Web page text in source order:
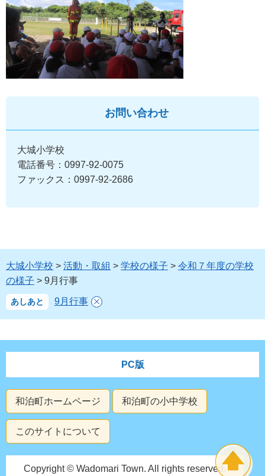
お問い合わせ
大城小学校
電話番号：0997-92-0075
ファックス：0997-92-2686
大城小学校 > 活動・取組 > 学校の様子 > 令和７年度の学校
の様子 > 9月行事
あしあと 9月行事
PC版
和泊町ホームページ 和泊町の小中学校
このサイトについて
Copyright © Wadomari Town. All rights reserved.